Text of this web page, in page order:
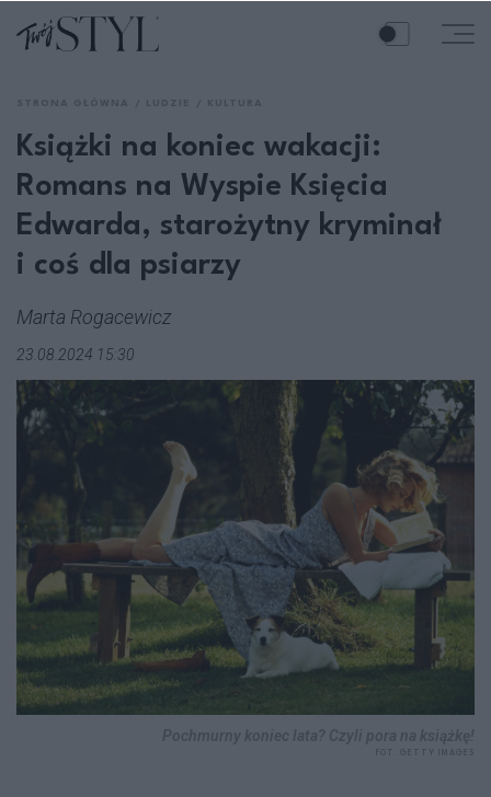
Książki na koniec wakacji:
Romans na Wyspie Księcia
Edwarda, starożytny kryminał
i coś dla psiarzy
Marta Rogacewicz
23.08.2024 15:30